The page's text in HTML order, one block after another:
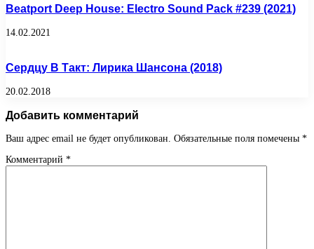
Beatport Deep House: Electro Sound Pack #239 (2021)
14.02.2021
Сердцу В Такт: Лирика Шансона (2018)
20.02.2018
Добавить комментарий
Ваш адрес email не будет опубликован. Обязательные поля помечены *
Комментарий *